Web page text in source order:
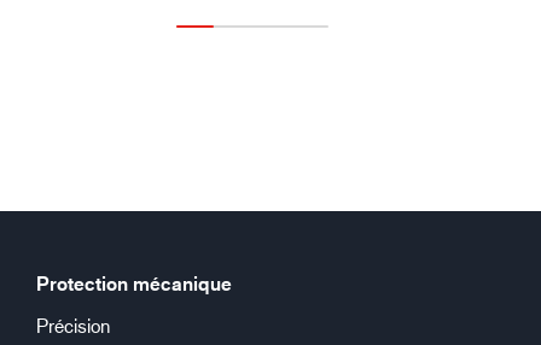
Protection mécanique
Précision